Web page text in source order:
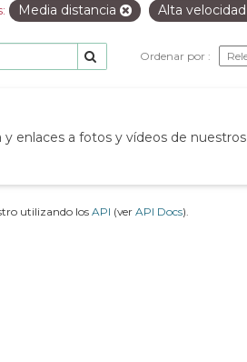
Media distancia Alta velocidad
Ordenar por
enlaces a fotos y vídeos de nuestros
utilizando los API (ver API Docs).